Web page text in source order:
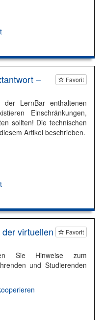
Favorit
–
LernBar enthaltenen
Einschränkungen,
sollten! Die technischen
Artikel beschrieben.
Favorit
virtuellen
Sie Hinweise zum
und Studierenden